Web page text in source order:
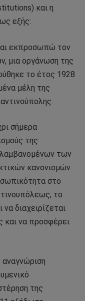
και η
εξής:
εκπροσωπώ τον
μια οργάνωση της
το έτος 1928
μέλη της
σήμερα
της
των
κανονισμών
στο
το
διαχειρίζεται
και να προσφέρει
αναγνώριση
της